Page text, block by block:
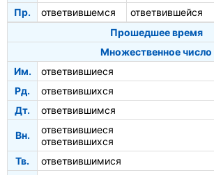
Пр. ответвившемся ответвившейся
Прошедшее время
Множественное число
Им.
ответвившиеся
Рд.
ответвившихся
Дт.
ответвившимся
Вн.
ответвившиеся
ответвившихся
Тв.
ответвившимися